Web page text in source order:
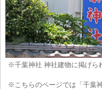
※千葉神社 神社建物に掲げら
※こちらのページでは「千葉